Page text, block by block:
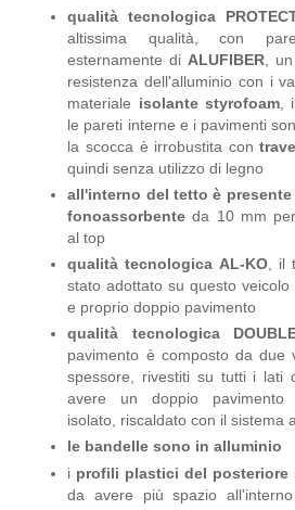
qualità tecnologica
altissima qualità, con
esternamente di ALUFIBER ,
resistenza dell'alluminio con i
materiale isolante styrofoam,
le pareti interne e i pavimenti
la scocca è irrobustita con
quindi senza utilizzo di legno
all'interno del tetto è
fonoassorbente da 10 mm
al top
qualità tecnologica AL-KO, il
stato adottato su questo
e proprio doppio pavimento
qualità tecnologica
pavimento è composto da due
spessore, rivestiti su tutti i lati
avere un doppio pavimento
isolato, riscaldato con il sistema
le bandelle sono in alluminio
i profili plastici del posteriore
da avere più spazio